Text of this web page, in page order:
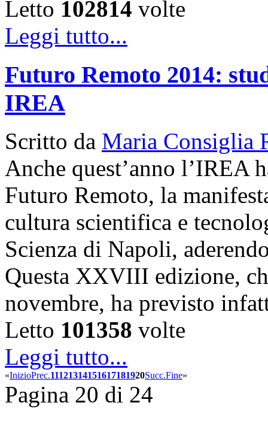
Letto 102814 volte
Leggi tutto...
Futuro Remoto 2014:
IREA
Scritto da Maria Consiglia
Anche quest’anno l’IREA
Futuro Remoto, la
cultura scientifica e
Scienza di Napoli,
Questa XXVIII edizione,
novembre, ha previsto
Letto 101358 volte
Leggi tutto...
«InizioPrec.11121314151617181920Succ.Fine»
Pagina 20 di 24